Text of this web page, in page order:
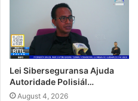
Lei Siberseguransa Ajuda
Autoridade Polisiál…
August 4, 2026